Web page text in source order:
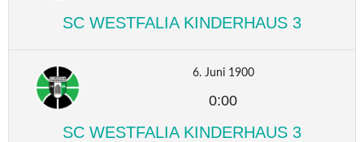
SC WESTFALIA KINDERHAUS 3
6. Juni 1900
0:00
SC WESTFALIA KINDERHAUS 3